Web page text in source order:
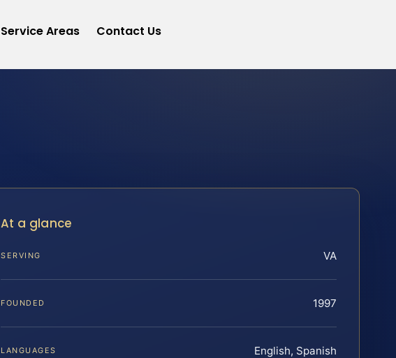
Service Areas Contact Us
At a glance
SERVING VA
FOUNDED 1997
LANGUAGES English, Spanish